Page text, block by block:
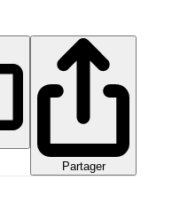
Partager